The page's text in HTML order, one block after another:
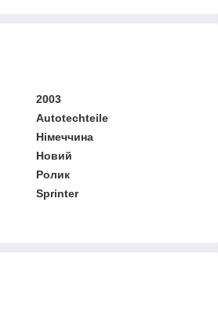
2003
Autotechteile
Німеччина
Новий
Ролик
Sprinter